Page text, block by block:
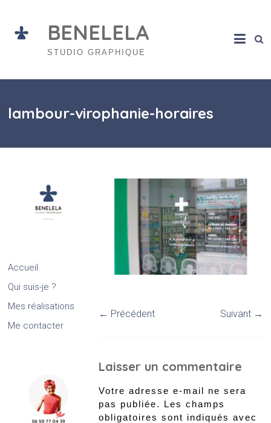
content
BENELELA
STUDIO GRAPHIQUE
lambour-virophanie-horaires
← Précédent Suivant →
Laisser un commentaire
Votre adresse e-mail ne sera
pas publiée. Les champs
obligatoires sont indiqués avec
Accueil
Qui suis-je ?
Mes réalisations
Me contacter